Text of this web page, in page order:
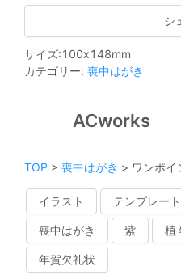
シ
サイズ:100x148mm
カテゴリー: 喪中はがき
ACworks
TOP > 喪中はがき > ワンポ
イラスト テンプレート
喪中はがき 紫 植
年賀欠礼状